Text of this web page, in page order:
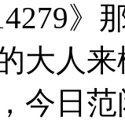
大人
今日